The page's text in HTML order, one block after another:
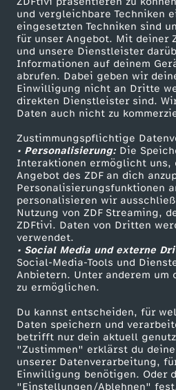
und vergleichbare Techniken
eingesetzten Techniken sind
für unser Angebot. Mit deiner
und unsere Dienstleister
Informationen auf deinem
abrufen. Dabei geben wir
Einwilligung nicht an Dritte
direkten Dienstleister sind.
Daten auch nicht zu
Zustimmungspflichtige
• Personalisierung:Die
Interaktionen ermöglicht uns,
Angebot des ZDF an dich
Personalisierungsfunktionen
personalisieren wir
Nutzung von ZDF Streaming,
ZDFtivi. Daten von Dritten
verwendet.
• Social Media und externe
Social-Media-Tools und
Anbietern. Unter anderem um
zu ermöglichen.
Du kannst entscheiden, für
Daten speichern und
betrifft nur dein aktuell
"Zustimmen" erklärst du
unserer Datenverarbeitung,
Einwilligung benötigen. Oder
"Einstellungen/Ablehnen"
-
I
n
s
e
l
n
Mehr ZDF
ZDF-Apps
Smart TV
ZDFtext
Livestreams
Sendungen A-Z
TV-Programm
ZDF Unternehmen
Karriere
ZDF goes Schule
Werbefernsehen
Mainzelmännchen